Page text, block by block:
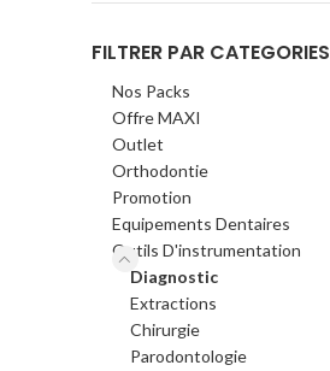
FILTRER PAR CATEGORIES
Nos Packs
Offre MAXI
Outlet
Orthodontie
Promotion
Equipements Dentaires
Outils D'instrumentation
Diagnostic
Extractions
Chirurgie
Parodontologie